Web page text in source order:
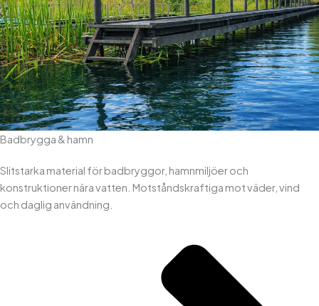
Badbrygga & hamn
Slitstarka material för badbryggor, hamnmiljöer och
konstruktioner nära vatten. Motståndskraftiga mot väder, vind
och daglig användning.